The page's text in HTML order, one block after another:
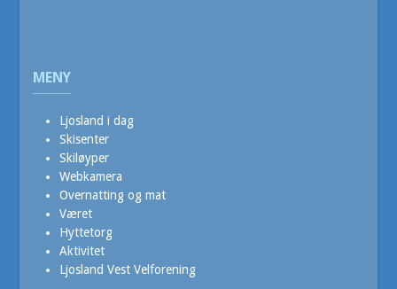
MENY
Ljosland i dag
Skisenter
Skiløyper
Webkamera
Overnatting og mat
Været
Hyttetorg
Aktivitet
Ljosland Vest Velforening